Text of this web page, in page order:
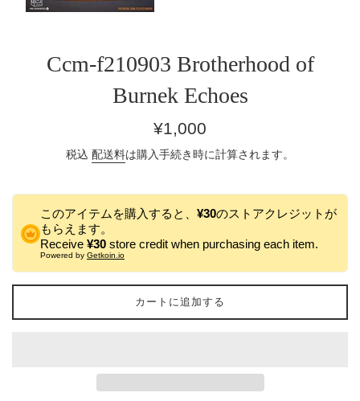
Ccm-f210903 Brotherhood of
Burnek Echoes
通
価
¥1,000
税込 配送料は購入手続き時に計算されます。
このアイテムを購入すると、 ¥30のストアクレジットが
もらえます。
Receive ¥30 store credit when purchasing each item.
Powered by Getkoin.io
カートに追加する